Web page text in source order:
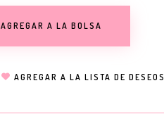
AGREGAR A LA BOLSA
AGREGAR A LA LISTA DE DESEOS